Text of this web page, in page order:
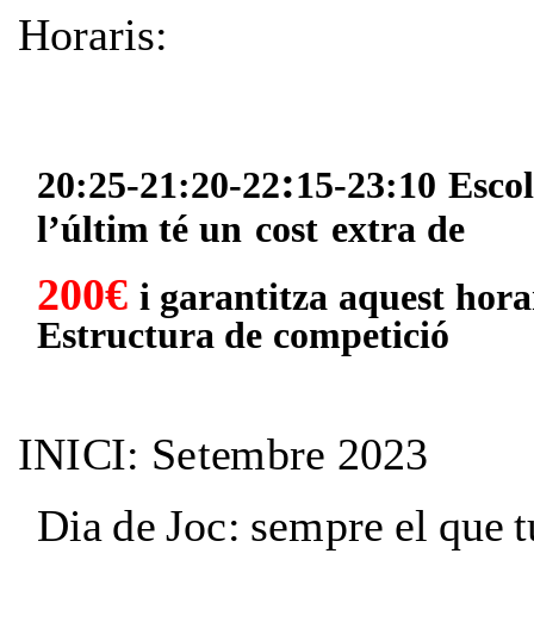
Horaris:
20:25-21:20-22:15-23:10
l’últim té un cost extra de
200€ i garantitza aquest
Estructura de competició
INICI: Setembre 2023
Dia de Joc: sempre el que t